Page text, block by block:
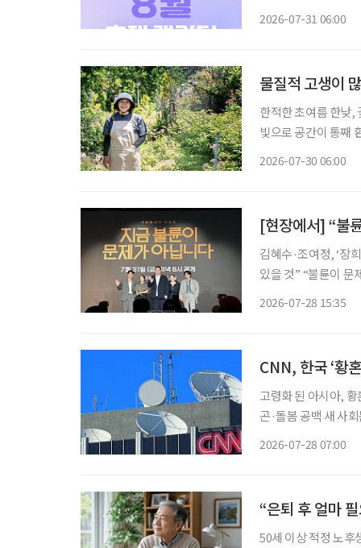
2026-07-31 06:00
물질적 고생이
한적한 초여름 한낮,
빛으로 공간이 통째
2026-07-30 06:00
[현장에서] “불
김혜수·조여정, ‘장희빈’ 이후 24년 만에
있을 것” “불륜이 문제가 아니라면 도대체 무엇이 문제일까?” 완벽해 보이던 두 가족의 일상
2026-07-28 15:35
CNN, 한국 ‘황
고령화 된 아시아,
곤·돌봄 공백 새 사회문제로 미국 CNN이 최근 한국과 일본을 비
2026-07-28 07:00
“은퇴 후 얼마
50세 이상 적정 노후